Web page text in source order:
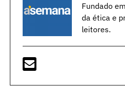
Fundado
da ética e
leitores.